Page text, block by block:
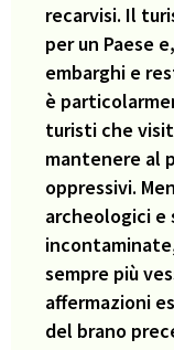
recarvisi. Il
per un Paese
embarghi e
è
turisti che
mantenere al
oppressivi.
archeologici e
sempre più
affermazioni
del brano